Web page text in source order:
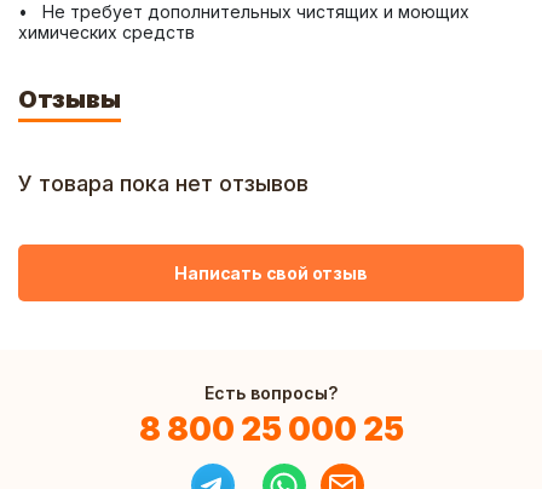
•   Не требует дополнительных чистящих и моющих
химических средств
Отзывы
У товара пока нет отзывов
Написать свой отзыв
Есть вопросы?
8 800 25 000 25